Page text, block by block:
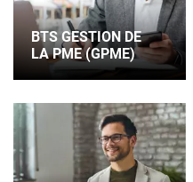
BTS GESTION DE
LA PME (GPME)